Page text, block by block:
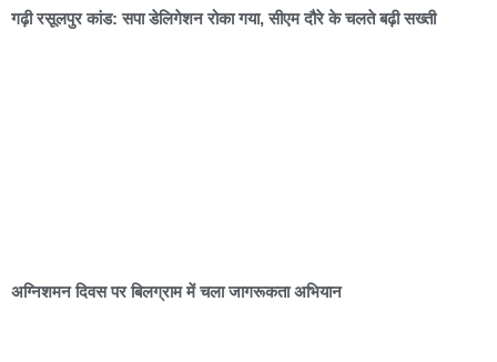
गढ़ी रसूलपुर कांड: सपा डेलिगेशन रोका गया, सीएम दौरे के चलते बढ़ी सख्ती
अग्निशमन दिवस पर बिलग्राम में चला जागरूकता अभियान